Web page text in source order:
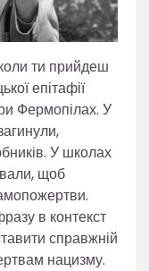
ти прийдеш
епітафії
Фермопілах. У
У школах
щоб
в контекст
справжній
нацизму.